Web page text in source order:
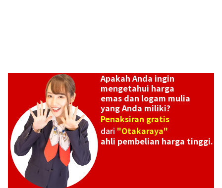
Apakah Anda ingin
mengetahui harga
emas dan logam mulia
yang Anda miliki?
Penaksiran gratis
dari "Otakaraya"
ahli pembelian harga tinggi.